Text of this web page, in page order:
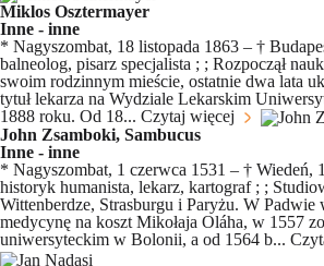
Miklos Osztermayer
Inne - inne
* Nagyszombat, 18 listopada 1863 – †
balneolog, pisarz specjalista ; ; Rozpoczął
swoim rodzinnym mieście, ostatnie dwa lata
tytuł lekarza na Wydziale Lekarskim
1888 roku. Od 18... Czytaj więcej
John Zsamboki, Sambucus
Inne - inne
* Nagyszombat, 1 czerwca 1531 – † Wiedeń,
historyk humanista, lekarz, kartograf ; ;
Wittenberdze, Strasburgu i Paryżu. W Padwie
medycynę na koszt Mikołaja Oláha, w 1557
uniwersyteckim w Bolonii, a od 1564 b...